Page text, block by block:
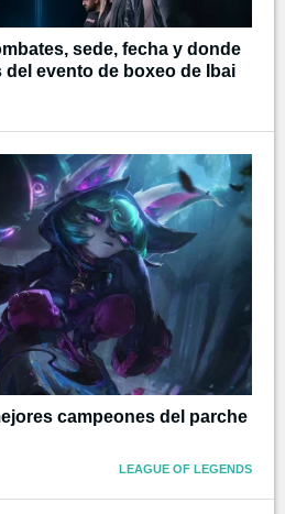
sede, fecha y donde
evento de boxeo de Ibai
campeones del parche
LEAGUE OF LEGENDS